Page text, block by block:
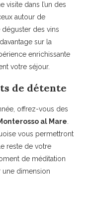
visite dans l’un des
autour de
déguster des vins
sur la
enrichissante
votre séjour.
de détente
offrez-vous des
al Mare.
vous permettront
reste de votre
de méditation
une dimension